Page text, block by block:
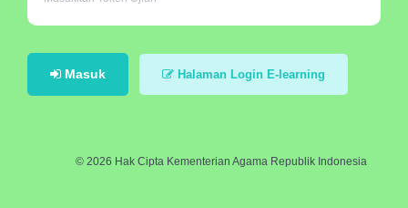
Masuk Halaman Login E-learning
© 2026 Hak Cipta Kementerian Agama Republik Indonesia